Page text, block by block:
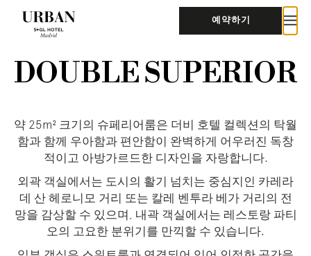
예약하기
DOUBLE SUPERIOR
약 25m² 크기의 슈페리어룸은 더비 호텔 컬렉션의 탁월
함과 함께 우아함과 편안함이 완벽하게 어우러진 독창
적이고 아방가르드한 디자인을 자랑합니다.
외곽 객실에서는 도시의 활기 넘치는 중심지인 카레라
데 산 헤로니모 거리 또는 칼레 벤투라 베가 거리의 전
망을 감상할 수 있으며, 내곽 객실에서는 레스토랑 파티
오의 고요한 분위기를 만끽할 수 있습니다.